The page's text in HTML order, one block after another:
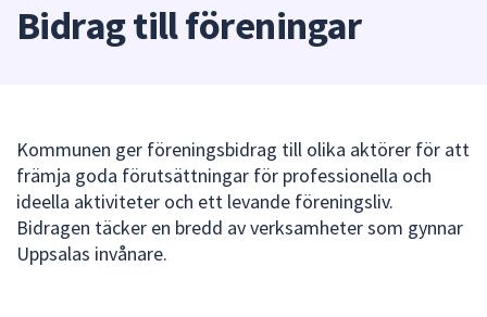
i
sökfältet
presenteras
under
fältet.
Använd
Bidrag till föreningar
Kommunen ger föreningsbidrag till olika aktörer för att
främja goda förutsättningar för professionella och
ideella aktiviteter och ett levande föreningsliv.
Bidragen täcker en bredd av verksamheter som gynnar
Uppsalas invånare.